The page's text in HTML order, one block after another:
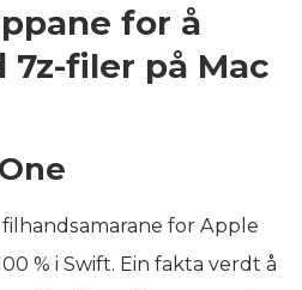
for å
filer på Mac
for Apple
% i Swift. Ein fakta verdt å